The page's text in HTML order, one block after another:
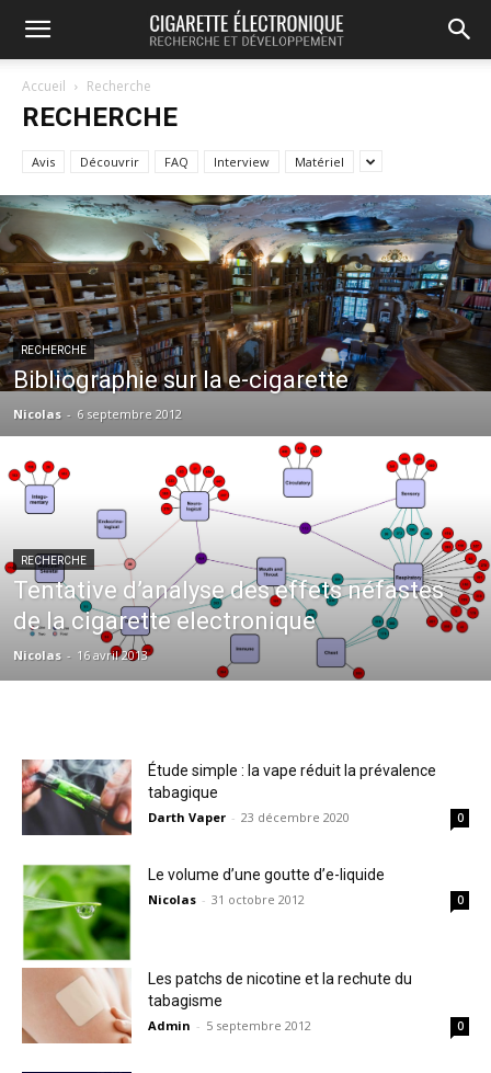
Accueil Recherche
RECHERCHE
Avis Découvrir FAQ Interview Matériel
RECHERCHE
Bibliographie sur la e-cigarette
Nicolas - 6 septembre 2012
RECHERCHE
Tentative d’analyse des effets néfastes
de la cigarette electronique
Nicolas - 16 avril 2013
Étude simple : la vape réduit la prévalence
tabagique
Darth Vaper - 23 décembre 2020 0
Le volume d’une goutte d’e-liquide
Nicolas - 31 octobre 2012 0
Les patchs de nicotine et la rechute du
tabagisme
Admin - 5 septembre 2012 0